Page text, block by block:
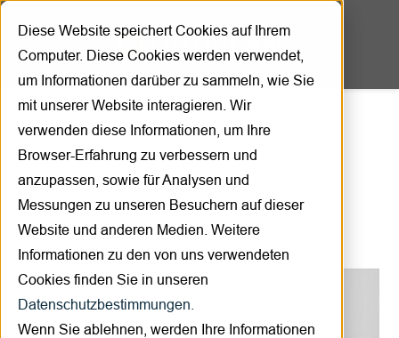
Diese Website speichert Cookies auf Ihrem
Computer. Diese Cookies werden verwendet,
um Informationen darüber zu sammeln, wie Sie
mit unserer Website interagieren. Wir
verwenden diese Informationen, um Ihre
Browser-Erfahrung zu verbessern und
anzupassen, sowie für Analysen und
Messungen zu unseren Besuchern auf dieser
Website und anderen Medien. Weitere
Informationen zu den von uns verwendeten
Cookies finden Sie in unseren
Datenschutzbestimmungen.
Wenn Sie ablehnen, werden Ihre Informationen